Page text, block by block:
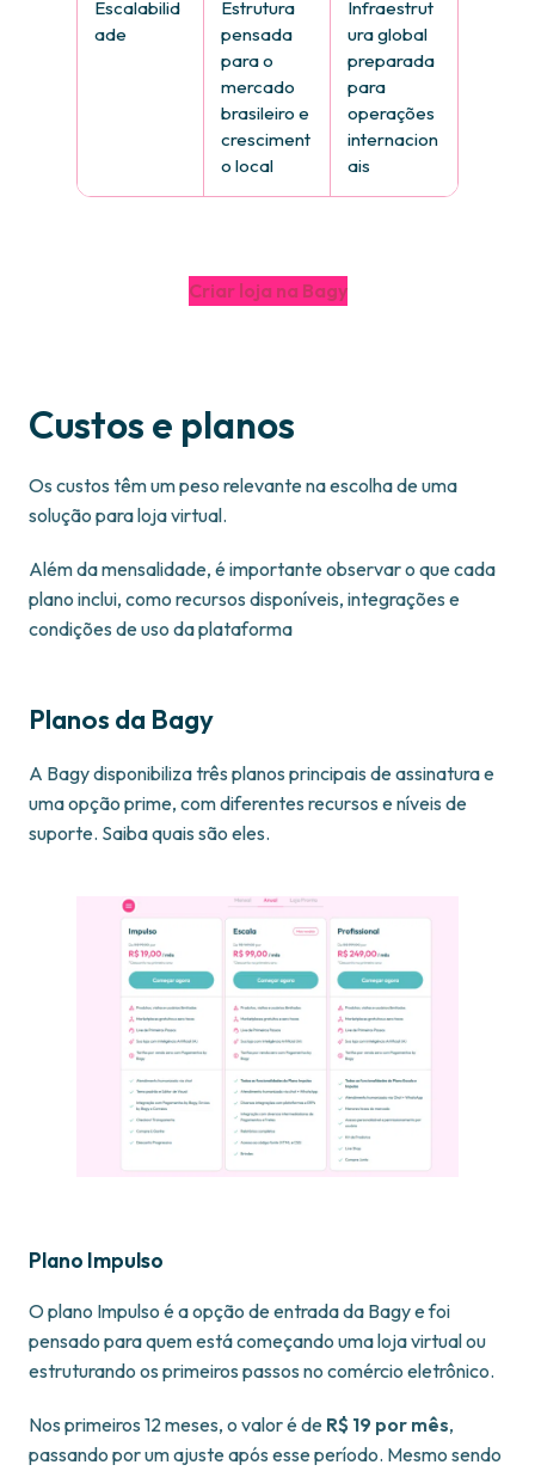
Escalabilid
ade
Estrutura
pensada
para o
mercado
brasileiro e
cresciment
o local
Infraestrut
ura global
preparada
para
operações
internacion
ais
Criar loja na Bagy
Custos e planos
Os custos têm um peso relevante na escolha de uma
solução para loja virtual.
Além da mensalidade, é importante observar o que cada
plano inclui, como recursos disponíveis, integrações e
condições de uso da plataforma
Planos da Bagy
A Bagy disponibiliza três planos principais de assinatura e
uma opção prime, com diferentes recursos e níveis de
suporte. Saiba quais são eles.
Plano Impulso
O plano Impulso é a opção de entrada da Bagy e foi
pensado para quem está começando uma loja virtual ou
estruturando os primeiros passos no comércio eletrônico.
Nos primeiros 12 meses, o valor é de R$ 19 por mês,
passando por um ajuste após esse período. Mesmo sendo